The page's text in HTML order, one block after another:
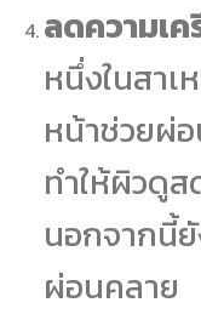
ลดความเ
หนึ่งในสา
หน้าช่วยผ่
ทำให้ผิวดู
นอกจากนี้ยั
ผ่อนคลาย